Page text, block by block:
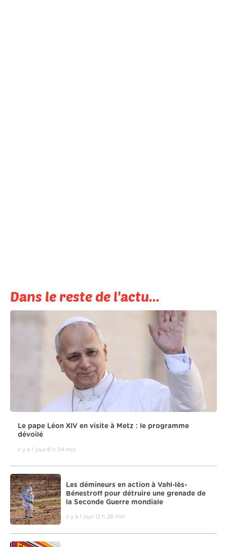
Dans le reste de l'actu...
Le pape Léon XIV en visite à Metz : le programme
dévoilé
il y a 1 jour 8 h 34 min
Les démineurs en action à Vahl-lès-
Bénestroff pour détruire une grenade de
la Seconde Guerre mondiale
il y a 1 jour 12 h 28 min